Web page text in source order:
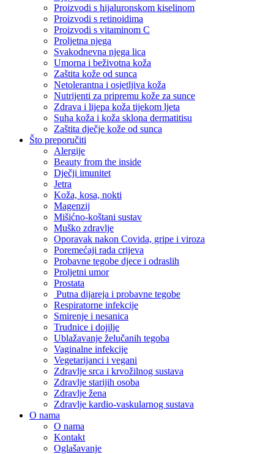
Proizvodi s hijaluronskom kiselinom
Proizvodi s retinoidima
Proizvodi s vitaminom C
Proljetna njega
Svakodnevna njega lica
Umorna i beživotna koža
Zaštita kože od sunca
Netolerantna i osjetljiva koža
Nutrijenti za pripremu kože za sunce
Zdrava i lijepa koža tijekom ljeta
Suha koža i koža sklona dermatitisu
Zaštita dječje kože od sunca
Što preporučiti
Alergije
Beauty from the inside
Dječji imunitet
Jetra
Koža, kosa, nokti
Magenzij
Mišićno-koštani sustav
Muško zdravlje
Oporavak nakon Covida, gripe i viroza
Poremećaji rada crijeva
Probavne tegobe djece i odraslih
Proljetni umor
Prostata
Putna dijareja i probavne tegobe
Respiratorne infekcije
Smirenje i nesanica
Trudnice i dojilje
Ublažavanje želučanih tegoba
Vaginalne infekcije
Vegetarijanci i vegani
Zdravlje srca i krvožilnog sustava
Zdravlje starijih osoba
Zdravlje žena
Zdravlje kardio-vaskularnog sustava
O nama
O nama
Kontakt
Oglašavanje